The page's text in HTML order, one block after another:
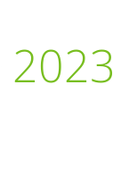
2023